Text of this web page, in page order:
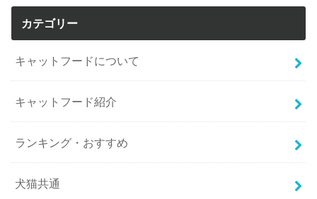
カテゴリー
キャットフードについて
キャットフード紹介
ランキング・おすすめ
犬猫共通